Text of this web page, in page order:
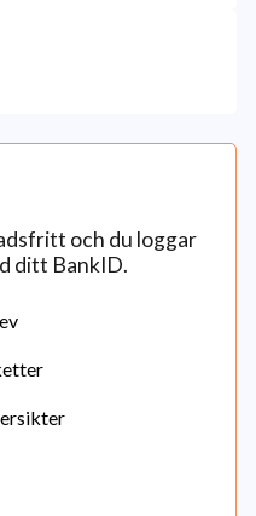
och du loggar
ditt BankID.